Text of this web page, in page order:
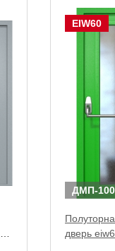
EIW60
ДМП-
дверь